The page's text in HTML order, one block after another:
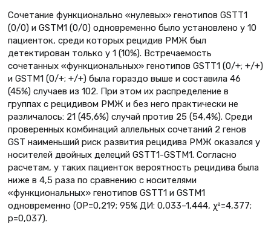
Сочетание функционально «нулевых» генотипов GSTT1
(0/0) и GSTM1 (0/0) одновременно было установлено у 10
пациенток, среди которых рецидив РМЖ был
детектирован только у 1 (10%). Встречаемость
сочетанных «функциональных» генотипов GSTТ1 (0/+; +/+)
и GSTМ1 (0/+; +/+) была гораздо выше и составила 46
(45%) случаев из 102. При этом их распределение в
группах с рецидивом РМЖ и без него практически не
различалось: 21 (45,6%) случай против 25 (54,4%). Среди
проверенных комбинаций аллельных сочетаний 2 генов
GST наименьший риск развития рецидива РМЖ оказался у
носителей двойных делеций GSTT1-GSTM1. Согласно
расчетам, у таких пациенток вероятность рецидива была
ниже в 4,5 раза по сравнению с носителями
«функциональных» генотипов GSTT1 и GSTM1
одновременно (ОР=0,219; 95% ДИ: 0,033–1,444, χ²=4,377;
p=0,037).